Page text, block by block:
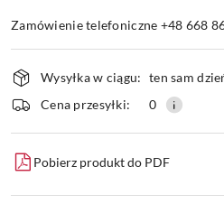
Zamówienie telefoniczne +48 668
Wyślij
Dostępność
i
dostawa
Wysyłka w ciągu: ten sam
Cena przesyłki:
0
Pobierz produkt do PDF